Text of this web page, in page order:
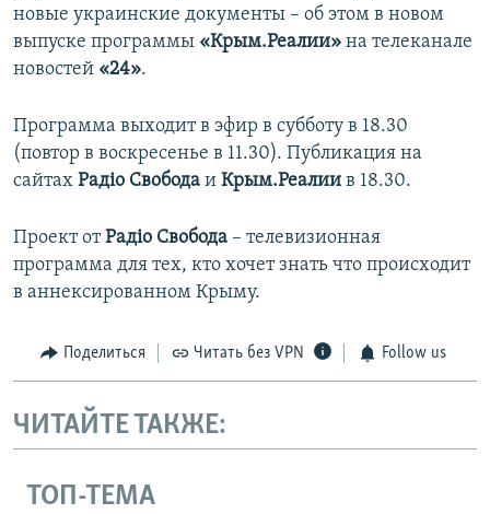
новые украинские документы – об этом в новом
выпуске программы «Крым.Реалии» на телеканале
новостей «24».
Программа выходит в эфир в субботу в 18.30
(повтор в воскресенье в 11.30). Публикация на
сайтах Радіо Свобода и Крым.Реалии в 18.30.
Проект отРадіо Свобода – телевизионная
программа для тех, кто хочет знать что происходит
в аннексированном Крыму.
Поделиться Читать без VPN Follow us
ЧИТАЙТЕ ТАКЖЕ:
ТОП-ТЕМА